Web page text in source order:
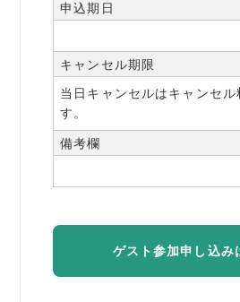
申込期日
キャンセル期限
当日キャンセルはキャンセル
す。
備考欄
ゲスト参加申し込み